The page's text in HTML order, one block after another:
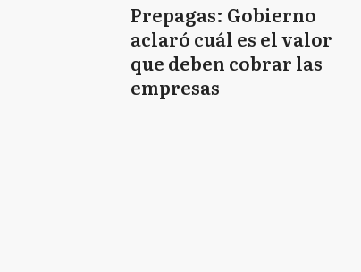
Prepagas: Gobierno
aclaró cuál es el valor
que deben cobrar las
empresas